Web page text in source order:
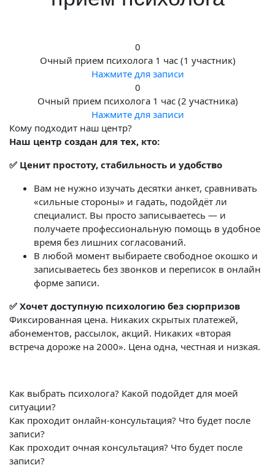
0
Очный прием психолога 1 час (1 участник)
Нажмите для записи
0
Очный прием психолога 1 час (2 участника)
Нажмите для записи
Кому подходит наш центр?
Наш центр создан для тех, кто:
✅ Ценит простоту, стабильность и удобство
Вам не нужно изучать десятки анкет, сравнивать
«сильные стороны» и гадать, подойдёт ли
специалист. Вы просто записываетесь — и
получаете профессиональную помощь в удобное
время без лишних согласований.
В любой момент выбираете свободное окошко и
записываетесь без звонков и переписок в онлайн
форме записи.
✅ Хочет доступную психологию без сюрпризов
Фиксированная цена. Никаких скрытых платежей,
абонементов, рассылок, акций. Никаких «вторая
встреча дороже на 2000». Цена одна, честная и низкая.
Как выбрать психолога? Какой подойдет для моей
ситуации?
Как проходит онлайн-консультация? Что будет после
записи?
Как проходит очная консультация? Что будет после
записи?